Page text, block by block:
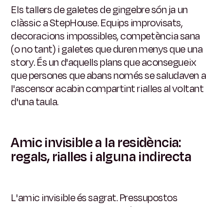
Els tallers de galetes de gingebre són ja un
clàssic a StepHouse. Equips improvisats,
decoracions impossibles, competència sana
(o no tant) i galetes que duren menys que una
story. És un d'aquells plans que aconsegueix
que persones que abans només se saludaven a
l'ascensor acabin compartint rialles al voltant
d'una taula.
Amic invisible a la residència:
regals, rialles i alguna indirecta
L'amic invisible és sagrat. Pressupostos